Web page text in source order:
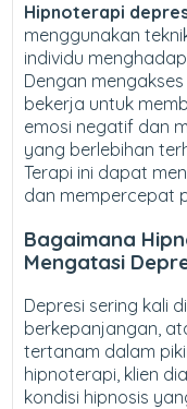
Hipnoterapi
menggunakan
individu
Dengan
bekerja untuk
emosi negatif dan
yang berlebihan
Terapi ini dapat
dan mempercepat
Bagaimana
Mengatasi
Depresi sering kali
berkepanjangan,
tertanam dalam
hipnoterapi, klien
kondisi hipnosis